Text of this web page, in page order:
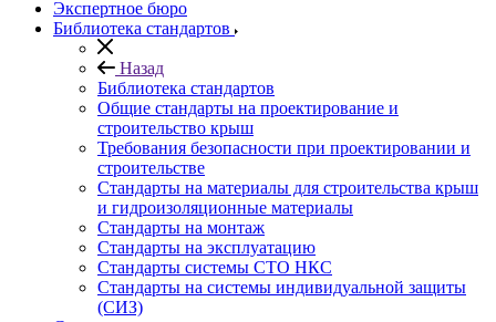
Экспертное бюро
Библиотека стандартов
Назад
Библиотека стандартов
Общие стандарты на проектирование и
строительство крыш
Требования безопасности при проектировании и
строительстве
Стандарты на материалы для строительства крыш
и гидроизоляционные материалы
Стандарты на монтаж
Стандарты на эксплуатацию
Стандарты системы СТО НКС
Стандарты на системы индивидуальной защиты
(СИЗ)